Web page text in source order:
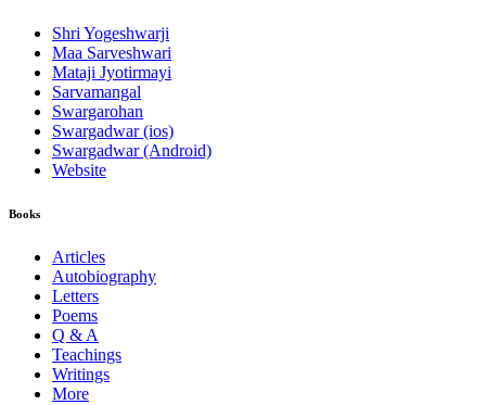
Shri Yogeshwarji
Maa Sarveshwari
Mataji Jyotirmayi
Sarvamangal
Swargarohan
Swargadwar (ios)
Swargadwar (Android)
Website
Books
Articles
Autobiography
Letters
Poems
Q & A
Teachings
Writings
More